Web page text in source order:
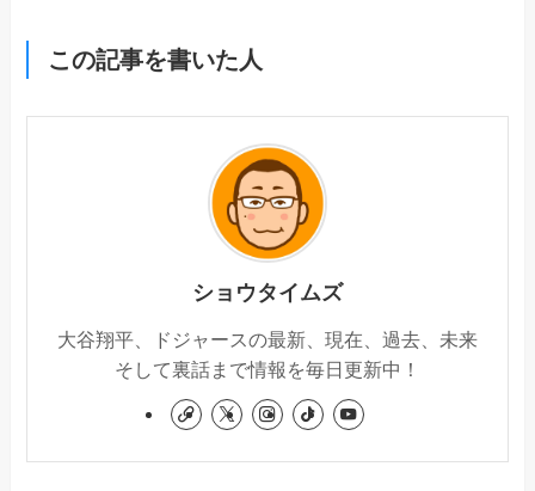
この記事を書いた人
ショウタイムズ
大谷翔平、ドジャースの最新、現在、過去、未来
そして裏話まで情報を毎日更新中！